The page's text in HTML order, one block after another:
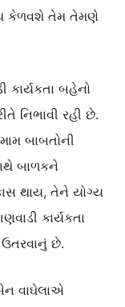
કેળવશે તેમ તેમણે
બહેનો
નિભાવી રહી છે.
બાબતોની
બાળકને
થાય, તેને યોગ્ય
કાર્યકતા
છે.
વાઘેલાએ